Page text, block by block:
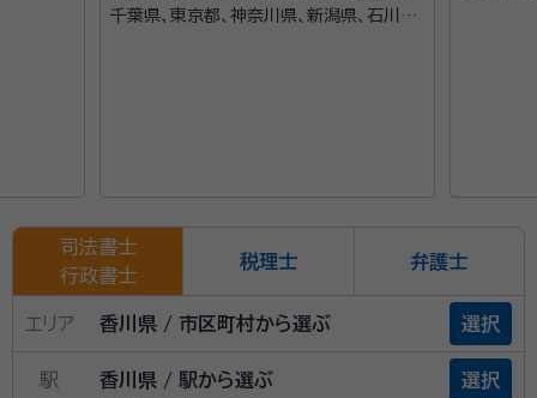
千葉県、東京都、神奈川県、新潟県、石川
司法書士
行政書士
税理士 弁護士
エリア 香川県 / 市区町村から選ぶ 選択
駅 香川県 / 駅から選ぶ 選択